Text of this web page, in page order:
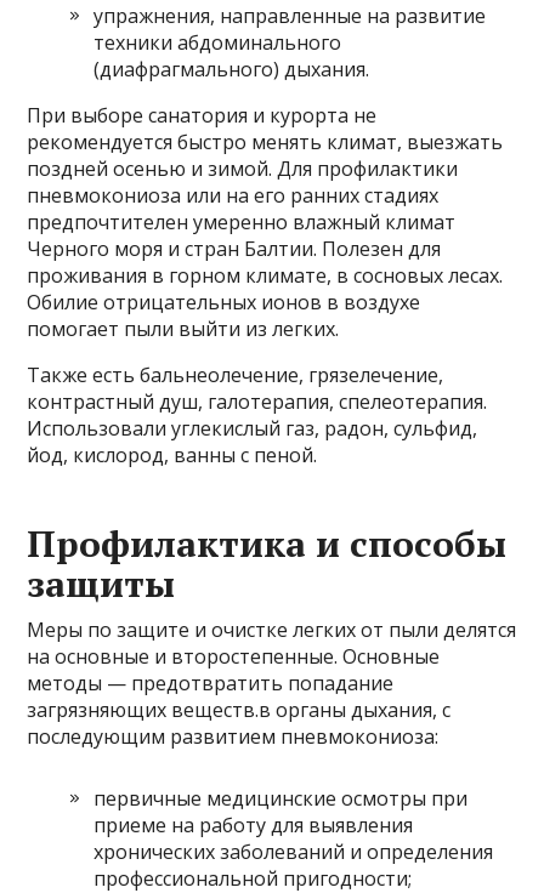
упражнения, направленные на развитие
техники абдоминального
(диафрагмального) дыхания.
При выборе санатория и курорта не
рекомендуется быстро менять климат, выезжать
поздней осенью и зимой. Для профилактики
пневмокониоза или на его ранних стадиях
предпочтителен умеренно влажный климат
Черного моря и стран Балтии. Полезен для
проживания в горном климате, в сосновых лесах.
Обилие отрицательных ионов в воздухе
помогает пыли выйти из легких.
Также есть бальнеолечение, грязелечение,
контрастный душ, галотерапия, спелеотерапия.
Использовали углекислый газ, радон, сульфид,
йод, кислород, ванны с пеной.
Профилактика и способы
защиты
Меры по защите и очистке легких от пыли делятся
на основные и второстепенные. Основные
методы — предотвратить попадание
загрязняющих веществ.в органы дыхания, с
последующим развитием пневмокониоза:
первичные медицинские осмотры при
приеме на работу для выявления
хронических заболеваний и определения
профессиональной пригодности;